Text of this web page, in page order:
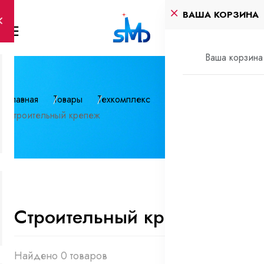
ВАША КОРЗИНА
Ваша корзина
Главная Товары
Техкомплекс
Строительный крепеж
Строительный крепеж
Найдено 0 товаров